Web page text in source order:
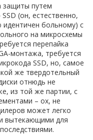
защиты путем
(он, естественно,
больному) с
на микросхемы
перепайка
монтажа, требуется
SSD, но, самое
же твердотельный
отнюдь не
из той же партии, с
– ох, не
может легко
вытекающими для